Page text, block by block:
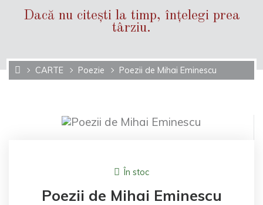
Dacă nu citești la timp, înțelegi prea
târziu.
CARTE Poezie Poezii de Mihai Eminescu
În stoc
Poezii de Mihai Eminescu